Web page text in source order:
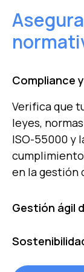
Compliance
Verifica que
leyes,
ISO-55000 y
en la gestión
Gestión ágil
Almacena,
documental,
Aplica